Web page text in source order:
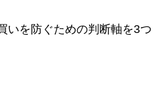
いを防ぐための判断軸を3つ